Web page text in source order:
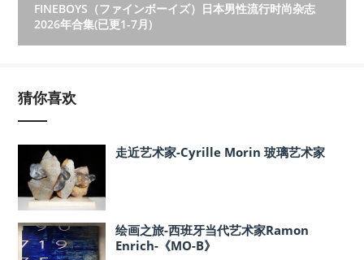
FINEBOYS（ファインボーイズ）日本男性流行时尚杂志
2026年合集(已更1-7月)
猜你喜欢
走近艺术家-Cyrille Morin 玻璃艺术家
绘画之旅-西班牙当代艺术家Ramon
Enrich-《MO-B》